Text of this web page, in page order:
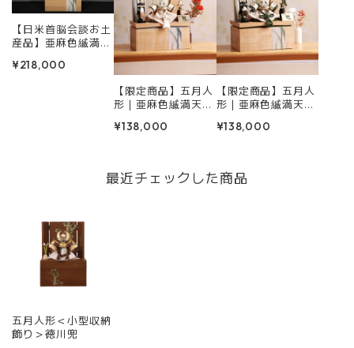
【日米首脳会談お土
産品】亜麻色縅満天
都合上、当オンライ
¥218,000
【限定商品】五月人
形｜亜麻色縅満天金
米首脳会談お土産シ
¥138,000
【限定商品】五月人
形｜亜麻色縅満天金
納｜日米首脳会談お
¥138,000
最近チェックした商品
五月人形＜小型収納
飾り＞徳川兜